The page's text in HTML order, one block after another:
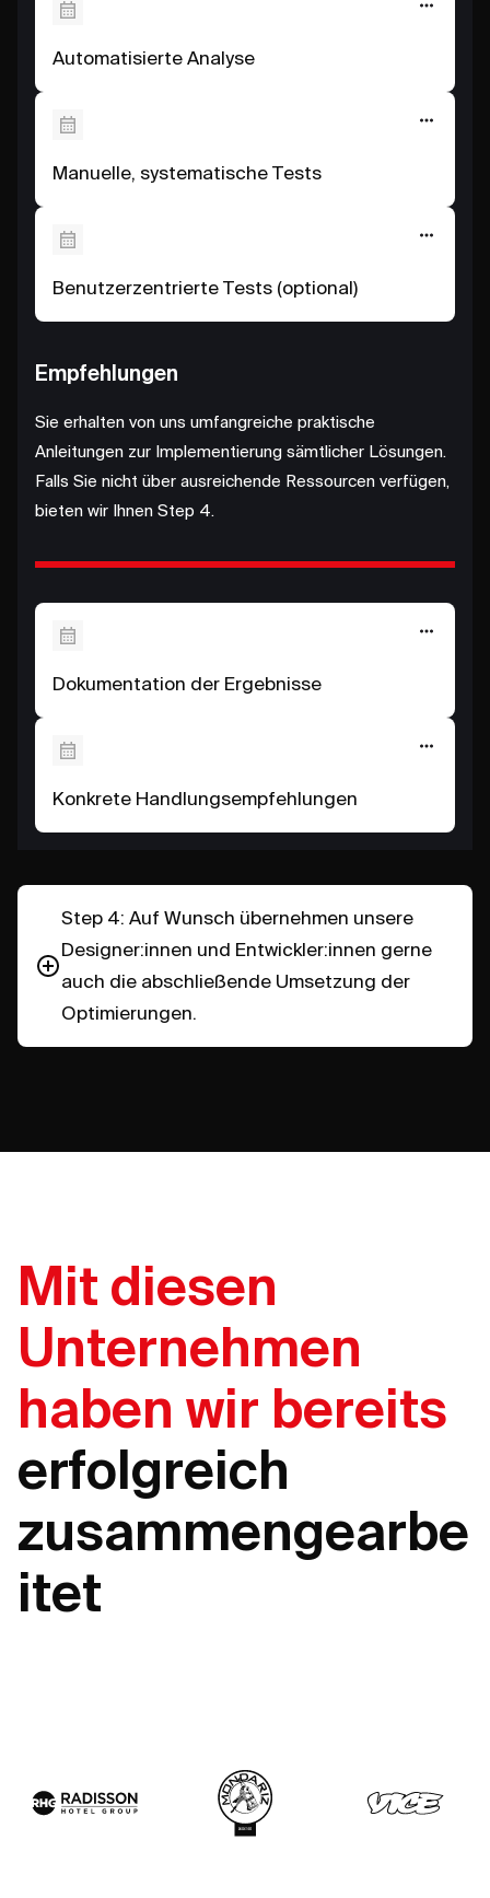
Automatisierte Analyse
Manuelle, systematische Tests
Benutzerzentrierte Tests (optional)
Empfehlungen
Sie erhalten von uns umfangreiche praktische
Anleitungen zur Implementierung sämtlicher Lösungen.
Falls Sie nicht über ausreichende Ressourcen verfügen,
bieten wir Ihnen Step 4.
Dokumentation der Ergebnisse
Konkrete Handlungsempfehlungen
Step 4: Auf Wunsch übernehmen unsere
Designer:innen und Entwickler:innen gerne
auch die abschließende Umsetzung der
Optimierungen.
Mit diesen
Unternehmen
haben wir bereits
erfolgreich
zusammengearbe
itet